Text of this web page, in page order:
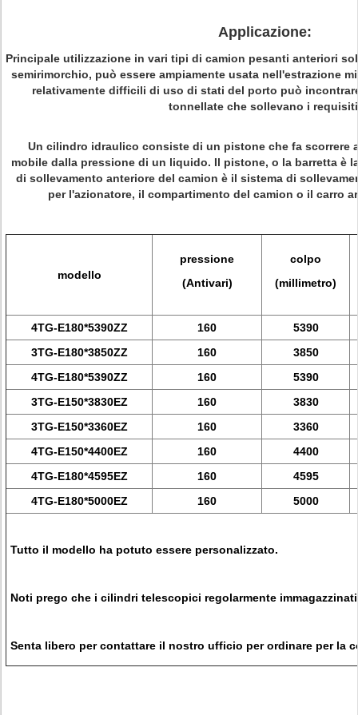
Applicazione:
Principale utilizzazione in vari tipi di camion pesanti anteriori
semirimorchio, può essere ampiamente usata nell'estrazione
relativamente difficili di uso di stati del porto può
tonnellate che sollevano i
Un cilindro idraulico consiste di un pistone che fa scorrere
mobile dalla pressione di un liquido. Il pistone, o la barretta è
di sollevamento anteriore del camion è il sistema di
per l'azionatore, il compartimento del camion o il carro
modello
pressione
(Antivari)
colpo
(millimetro)
4TG-E180*5390ZZ 160
5390
3TG-E180*3850ZZ
160
3850
4TG-E180*5390ZZ
160
5390
3TG-E150*3830EZ
160
3830
3TG-E150*3360EZ
160
3360
4TG-E150*4400EZ
160
4400
4TG-E180*4595EZ
160
4595
4TG-E180*5000EZ
160 5000
Tutto il modello ha potuto essere personalizzato.
Noti prego che i cilindri telescopici regolarmente
Senta libero per contattare il nostro ufficio per ordinare per la